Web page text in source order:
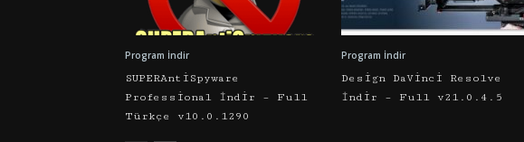
Program İndir
SUPERAntiSpyware
Professional İndir – Full
Türkçe v10.0.1290
Program İndir
Design DaVinci Resolve
İndir – Full v21.0.4.5